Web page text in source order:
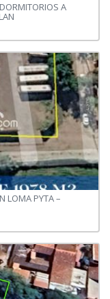
A
LOMA PYTA –